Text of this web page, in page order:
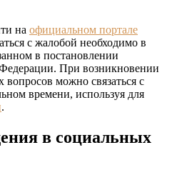
на официальном портале
с жалобой необходимо в
в постановлении
При возникновении
можно связаться с
времени, используя для
.
в социальных